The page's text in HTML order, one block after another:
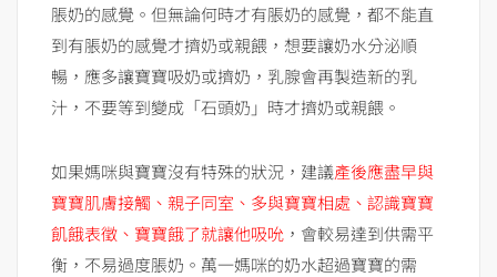
脹奶的感覺。但無論何時才有脹奶的感覺，都不能直
到有脹奶的感覺才擠奶或親餵，想要讓奶水分泌順
暢，應多讓寶寶吸奶或擠奶，乳腺會再製造新的乳
汁，不要等到變成「石頭奶」時才擠奶或親餵。
如果媽咪與寶寶沒有特殊的狀況，建議產後應盡早與
寶寶肌膚接觸、親子同室、多與寶寶相處、認識寶寶
飢餓表徵、寶寶餓了就讓他吸吮 ，會較易達到供需平
衡，不易過度脹奶。萬一媽咪的奶水超過寶寶的需